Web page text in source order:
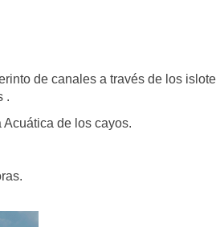
de canales a través de los
.
de los cayos.